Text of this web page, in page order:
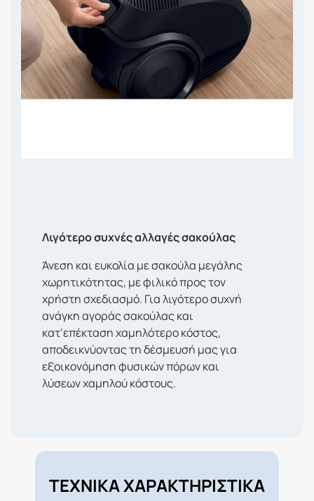
Λιγότερο συχνές αλλαγές σακούλας
Άνεση και ευκολία με σακούλα μεγάλης
χωρητικότητας, με φιλικό προς τον
χρήστη σχεδιασμό. Για λιγότερο συχνή
ανάγκη αγοράς σακούλας και
κατ’επέκταση χαμηλότερο κόστος,
αποδεικνύοντας τη δέσμευσή μας για
εξοικονόμηση φυσικών πόρων και
λύσεων χαμηλού κόστους.
ΤΕΧΝΙΚΑ ΧΑΡΑΚΤΗΡΙΣΤΙΚΑ